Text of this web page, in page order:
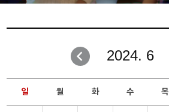
2024. 6
일 월 화 수 목